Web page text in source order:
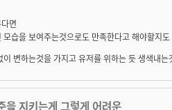
면
습을 보여주는것으로도 만족한다고 해야할지
변하는것을 가지고 유저를 위하는 듯 생색내
지키는게 그렇게 어려운